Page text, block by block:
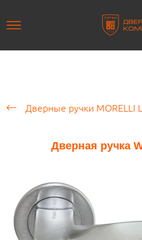
Дверные ручки MORELLI
Дверная ручка